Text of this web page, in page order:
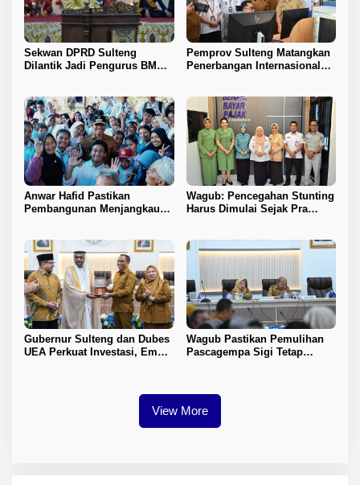
Sekwan DPRD Sulteng
Dilantik Jadi Pengurus BMA
Pemprov Sulteng Matangkan
Penerbangan Internasional
Anwar Hafid Pastikan
Pembangunan Menjangkau
Wagub: Pencegahan Stunting
Harus Dimulai Sejak Pra
Gubernur Sulteng dan Dubes
UEA Perkuat Investasi, Empat
Wagub Pastikan Pemulihan
Pascagempa Sigi Tetap
View More